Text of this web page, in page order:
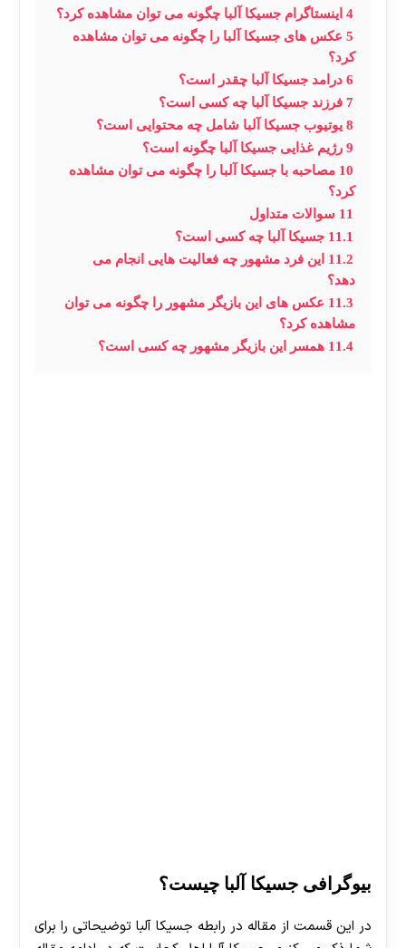
4 اینستاگرام جسیکا آلبا چگونه می توان مشاهده کرد؟
5 عکس های جسیکا آلبا را چگونه می توان مشاهده
کرد؟
6 درامد جسیکا آلبا چقدر است؟
7 فرزند جسیکا آلبا چه کسی است؟
8 یوتیوب جسیکا آلبا شامل چه محتوایی است؟
9 رژیم غذایی جسیکا آلبا چگونه است؟
10 مصاحبه با جسیکا آلبا را چگونه می توان مشاهده
کرد؟
11 سوالات متداول
11.1 جسیکا آلبا چه کسی است؟
11.2 این فرد مشهور چه فعالیت هایی انجام می
دهد؟
11.3 عکس های این بازیگر مشهور را چگونه می توان
مشاهده کرد؟
11.4 همسر این بازیگر مشهور چه کسی است؟
بیوگرافی جسیکا آلبا چیست؟
در این قسمت از مقاله در رابطه جسیکا آلبا توضیحاتی را برای